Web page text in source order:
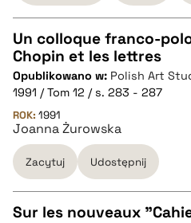
CZYSTY TEKST
pobierz cytat
BIBTEX
pobierz cytat
Un colloque franco-
Chopin et les lettres
Opublikowano w: Polish Art
1991 / Tom 12 / s. 283 - 287
ROK: 1991
Joanna Żurowska
Zacytuj Udostępnij
Sur les nouveaux